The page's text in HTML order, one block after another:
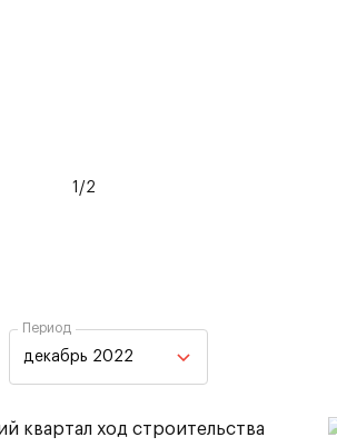
1 /2
Период
декабрь 2022